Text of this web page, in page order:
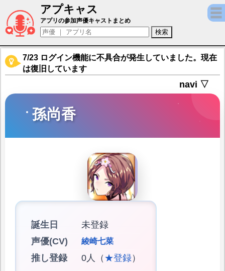
アプキャス
孫尚香（声優：綾崎七菜)【放置少女?百花繚
アプリの参加声優キャストまとめ
7/23 ログイン機能に不具合が発生していました。現在
は復旧しています
navi ▽
孫尚香
誕生日
未登録
声優(CV)
綾崎七菜
推し登録 0人（ ★登録）